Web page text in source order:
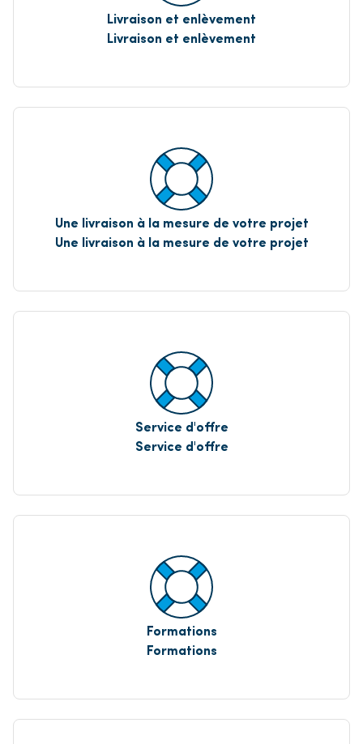
Livraison et enlèvement
Livraison et enlèvement
Une livraison à la mesure de votre projet
Une livraison à la mesure de votre projet
Service d'offre
Service d'offre
Formations
Formations